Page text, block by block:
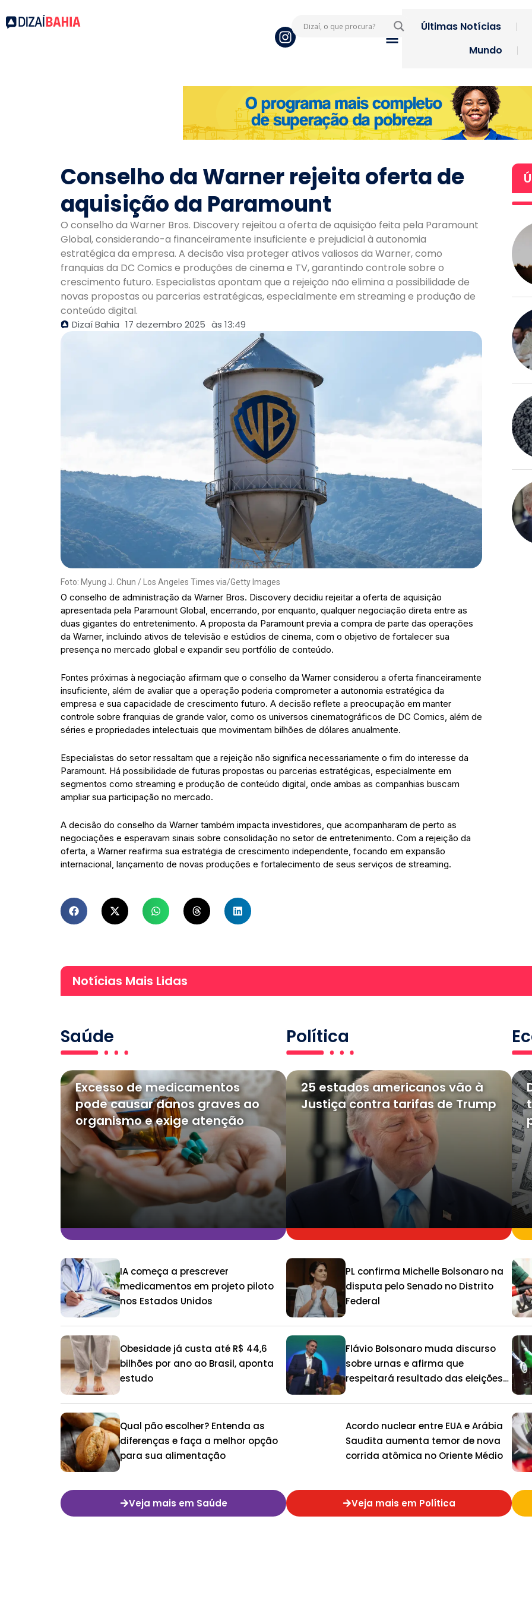
Últimas Notícias
Mundo
Conselho da Warner rejeita oferta de
aquisição da Paramount
O conselho da Warner Bros. Discovery rejeitou a oferta de aquisição feita pela Paramount
Global, considerando-a financeiramente insuficiente e prejudicial à autonomia
estratégica da empresa. A decisão visa proteger ativos valiosos da Warner, como
franquias da DC Comics e produções de cinema e TV, garantindo controle sobre o
crescimento futuro. Especialistas apontam que a rejeição não elimina a possibilidade de
novas propostas ou parcerias estratégicas, especialmente em streaming e produção de
conteúdo digital.
Dizaí Bahia 17 dezembro 2025 às 13:49
Foto: Myung J. Chun / Los Angeles Times via/Getty Images
O conselho de administração da Warner Bros. Discovery decidiu rejeitar a oferta de aquisição
apresentada pela Paramount Global, encerrando, por enquanto, qualquer negociação direta entre as
duas gigantes do entretenimento. A proposta da Paramount previa a compra de parte das operações
da Warner, incluindo ativos de televisão e estúdios de cinema, com o objetivo de fortalecer sua
presença no mercado global e expandir seu portfólio de conteúdo.
Fontes próximas à negociação afirmam que o conselho da Warner considerou a oferta financeiramente
insuficiente, além de avaliar que a operação poderia comprometer a autonomia estratégica da
empresa e sua capacidade de crescimento futuro. A decisão reflete a preocupação em manter
controle sobre franquias de grande valor, como os universos cinematográficos de DC Comics, além de
séries e propriedades intelectuais que movimentam bilhões de dólares anualmente.
Especialistas do setor ressaltam que a rejeição não significa necessariamente o fim do interesse da
Paramount. Há possibilidade de futuras propostas ou parcerias estratégicas, especialmente em
segmentos como streaming e produção de conteúdo digital, onde ambas as companhias buscam
ampliar sua participação no mercado.
A decisão do conselho da Warner também impacta investidores, que acompanharam de perto as
negociações e esperavam sinais sobre consolidação no setor de entretenimento. Com a rejeição da
oferta, a Warner reafirma sua estratégia de crescimento independente, focando em expansão
internacional, lançamento de novas produções e fortalecimento de seus serviços de streaming.
Notícias Mais Lidas
Saúde
Excesso de medicamentos
pode causar danos graves ao
organismo e exige atenção
IA começa a prescrever
medicamentos em projeto piloto
nos Estados Unidos
Obesidade já custa até R$ 44,6
bilhões por ano ao Brasil, aponta
estudo
Qual pão escolher? Entenda as
diferenças e faça a melhor opção
para sua alimentação
Veja mais em Saúde
Política
25 estados americanos vão à
Justiça contra tarifas de Trump
PL confirma Michelle Bolsonaro na
disputa pelo Senado no Distrito
Federal
Flávio Bolsonaro muda discurso
sobre urnas e afirma que
respeitará resultado das eleições
Acordo nuclear entre EUA e Arábia
Saudita aumenta temor de nova
corrida atômica no Oriente Médio
Veja mais em Política